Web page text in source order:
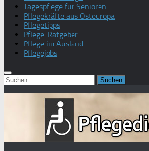
Tagespflege für Senioren
Pflegekräfte aus Osteuropa
Pflegetipps
Pflege-Ratgeber
Pflege im Ausland
Pflegejobs
Suchen
nach: